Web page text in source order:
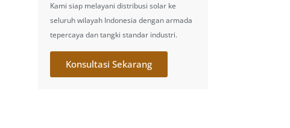
Kami siap melayani distribusi solar ke
seluruh wilayah Indonesia dengan armada
tepercaya dan tangki standar industri.
Konsultasi Sekarang